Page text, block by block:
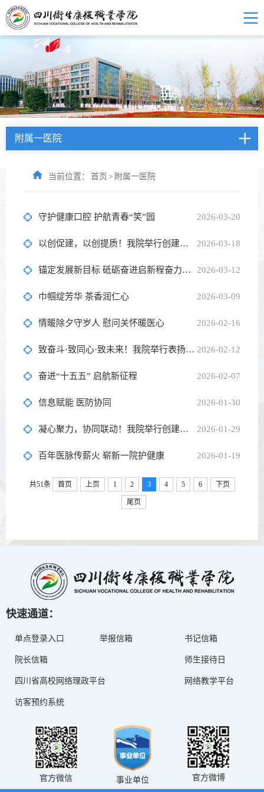
附属一医院
当前位置： 首页 > 附属一医院
2026-03-20
守护健康口腔 护航青春“笑”园
2026-03-18
以创促建，以创提质！我院举行创建全国文明单位动员部署会
2026-03-12
锚定发展新目标 砥砺奋进启新程奋力谱写双院区协同高质量发展新篇章
2026-03-09
巾帼绽芳华 茶香润仁心
2026-02-16
情暖除夕守岁人 慰问关怀暖医心
2026-02-12
致奋斗·致同心·致未来！我院举行表扬大会暨迎春联欢会
2026-02-07
奋进“十五五” 启航新征程
2026-01-30
信息赋能 医防协同
2026-01-29
凝心聚力，协同联动！我院举行创建全国文明单位工作推进会
2026-01-19
百年医脉传薪火 崭新一院护健康
共51条 首页 上页 1 2 3 4 5 6 下页
尾页
快速通道：
单点登录入口 举报信箱 书记信箱
院长信箱 师生接待日
四川省高校网络理政平台 网络教学平台
访客预约系统
官方微信 事业单位 官方微博